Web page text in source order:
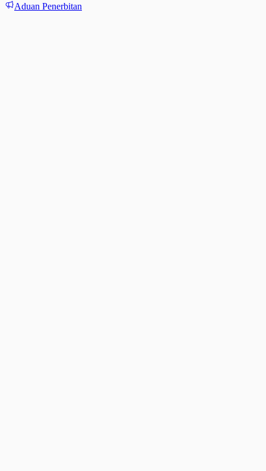
Aduan Penerbitan